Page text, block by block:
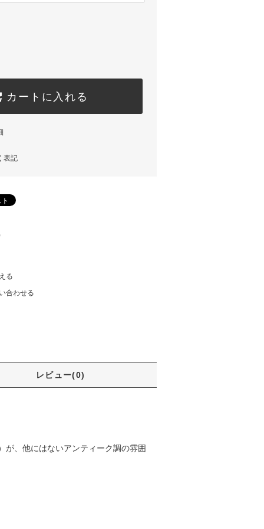
カートに入れる
表記
る
合わせる
レビュー(0)
が、他にはないアンティーク調の雰囲